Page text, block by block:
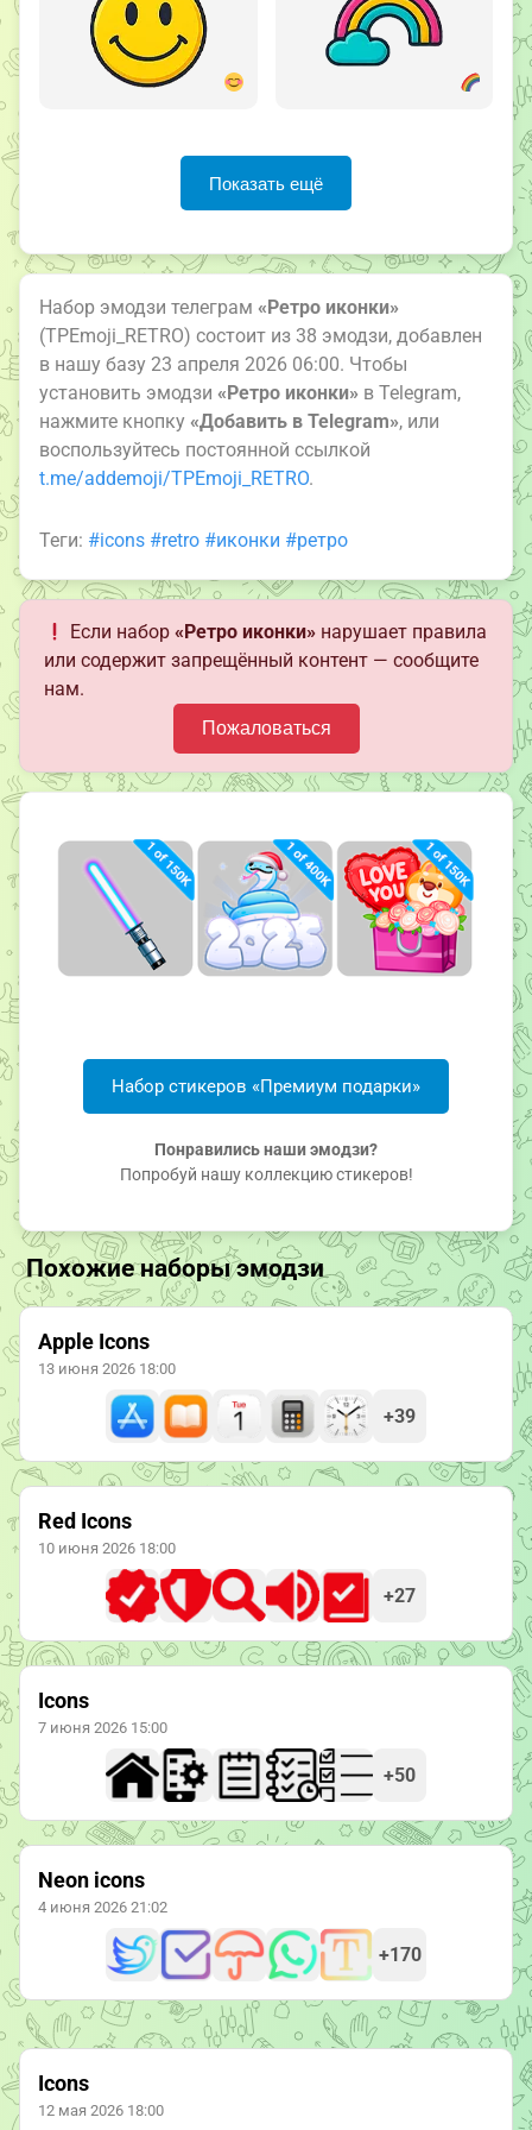
Показать ещё
Набор эмодзи телеграм «Ретро иконки»
(TPEmoji_RETRO) состоит из 38 эмодзи, добавлен
в нашу базу 23 апреля 2026 06:00. Чтобы
установить эмодзи «Ретро иконки» в Telegram,
нажмите кнопку «Добавить в Telegram», или
воспользуйтесь постоянной ссылкой
t.me/addemoji/TPEmoji_RETRO.
Теги: #icons #retro #иконки #ретро
Если набор«Ретро иконки» нарушает правила
или содержит запрещённый контент — сообщите
нам.
Пожаловаться
Набор стикеров «Премиум подарки»
Понравились наши эмодзи?
Попробуй нашу коллекцию стикеров!
Похожие наборы эмодзи
Apple Icons
13 июня 2026 18:00
+39
Red Icons
10 июня 2026 18:00
+27
Icons
7 июня 2026 15:00
+50
Neon icons
4 июня 2026 21:02
+170
Icons
12 мая 2026 18:00